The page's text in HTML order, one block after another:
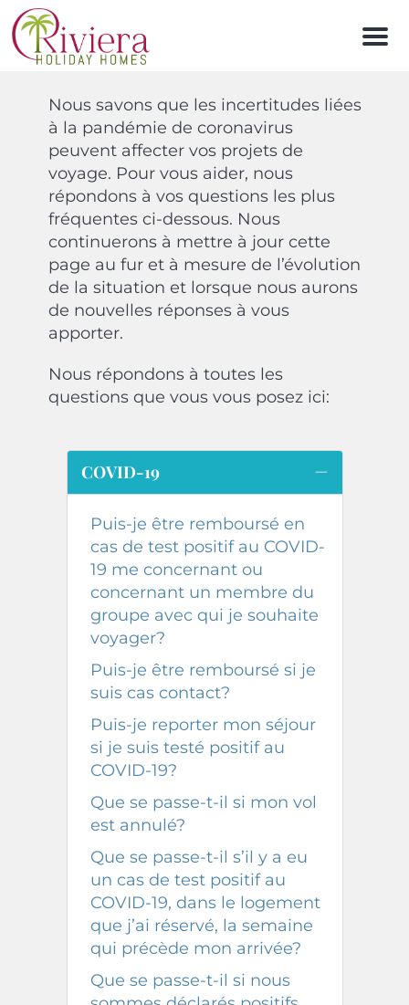
M
Nous savons que les incertitudes liées
à la pandémie de coronavirus
peuvent affecter vos projets de
voyage. Pour vous aider, nous
répondons à vos questions les plus
fréquentes ci-dessous. Nous
continuerons à mettre à jour cette
page au fur et à mesure de l’évolution
de la situation et lorsque nous aurons
de nouvelles réponses à vous
apporter.
Nous répondons à toutes les
questions que vous vous posez ici:
COVID-19
Puis-je être remboursé en
cas de test positif au COVID-
19 me concernant ou
concernant un membre du
groupe avec qui je souhaite
voyager?
Puis-je être remboursé si je
suis cas contact?
Puis-je reporter mon séjour
si je suis testé positif au
COVID-19?
Que se passe-t-il si mon vol
est annulé?
Que se passe-t-il s’il y a eu
un cas de test positif au
COVID-19, dans le logement
que j’ai réservé, la semaine
qui précède mon arrivée?
Que se passe-t-il si nous